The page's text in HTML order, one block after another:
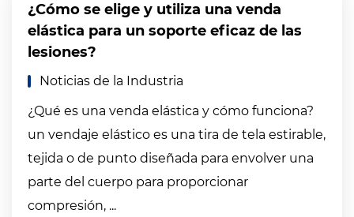
¿Cómo se elige y utiliza una venda
elástica para un soporte eficaz de las
lesiones?
Noticias de la Industria
¿Qué es una venda elástica y cómo funciona?
un vendaje elástico es una tira de tela estirable,
tejida o de punto diseñada para envolver una
parte del cuerpo para proporcionar
compresión, ...